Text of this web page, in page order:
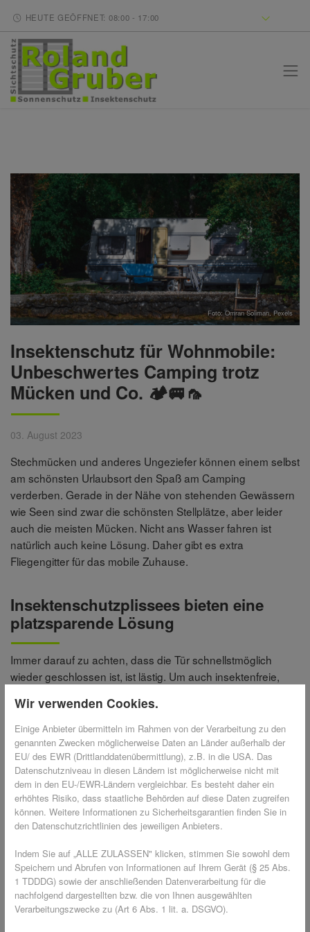
HEUTE GEÖFFNET: 08:00 - 17:00
Foto:Omran Soliman Pexels
Insektenschutz für Wohnmobile:
Unbeschwertes Camping trotz
Mücken und Co. 🏕️🚐🦟
03. August 2023
Stechmücken und anderes Ungeziefer können einem selbst
am schönsten Urlaubsort den Spaß am Camping
verderben. Gerade in der Nähe von stehenden Gewässern
wie Seen sind zwar die schönsten Stellplätze, aber leider
auch die meisten Mücken. Nicht ans Wasser fahren ist
natürlich auch keine Lösung. Daher gibt es extra
Fliegengitter für das mobile Zuhause.
Insektenschutzplissees bieten eine
platzsparende Lösung
Immer darauf zu achten, dass die Tür schnellstmöglich
wieder geschlossen ist, ist lästig. Um auch insektenfreie,
die Türe mit einem Insektenschutzplissee mit sehr flacher
Laufschiene ausgestattet werden. Diese speziell
entwickelten Plissees schaffen eine effektive Barriere gegen
Mücken und andere Insekten und sind gleichzeitig leicht zu
bedienen. Die Plissees lassen sich platzsparend
zusammenfalten und nehmen so nur wenig Raum ein.
Gleichzeitig entfällt der Schwenkbereich, den beispielsweise
Drehtüren benötigen. Die flache Laufschiene sorgt dafür,
Eingangsbereich frei zugänglich bleibt.
Was zieht Mücken an?
Wir verwenden Cookies.
Einige Anbieter übermitteln im Rahmen von der Verarbeitung zu den
genannten Zwecken möglicherweise Daten an Länder außerhalb der
EU/ des EWR (Drittlanddatenübermittlung), z.B. in die USA. Das
Datenschutzniveau in diesen Ländern ist möglicherweise nicht mit
dem in den EU-/EWR-Ländern vergleichbar. Es besteht daher ein
erhöhtes Risiko, dass staatliche Behörden auf diese Daten zugreifen
können. Weitere Informationen zu Sicherheitsgarantien finden Sie in
den Datenschutzrichtlinien des jeweiligen Anbieters.
Indem Sie auf „ALLE ZULASSEN" klicken, stimmen Sie sowohl dem
Speichern und Abrufen von Informationen auf Ihrem Gerät (§ 25 Abs.
1 TDDDG) sowie der anschließenden Datenverarbeitung für die
nachfolgend dargestellten bzw. die von Ihnen ausgewählten
Verarbeitungszwecke zu (Art 6 Abs. 1 lit. a. DSGVO).